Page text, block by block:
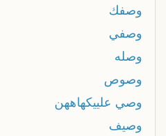
وصفك
وصفي
وصله
وصوص
وصي علييكهاههن
وصيف